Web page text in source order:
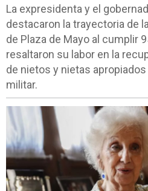
La expresidenta y el
destacaron la trayectoria de
de Plaza de Mayo al cumplir
resaltaron su labor en la
de nietos y nietas
militar.